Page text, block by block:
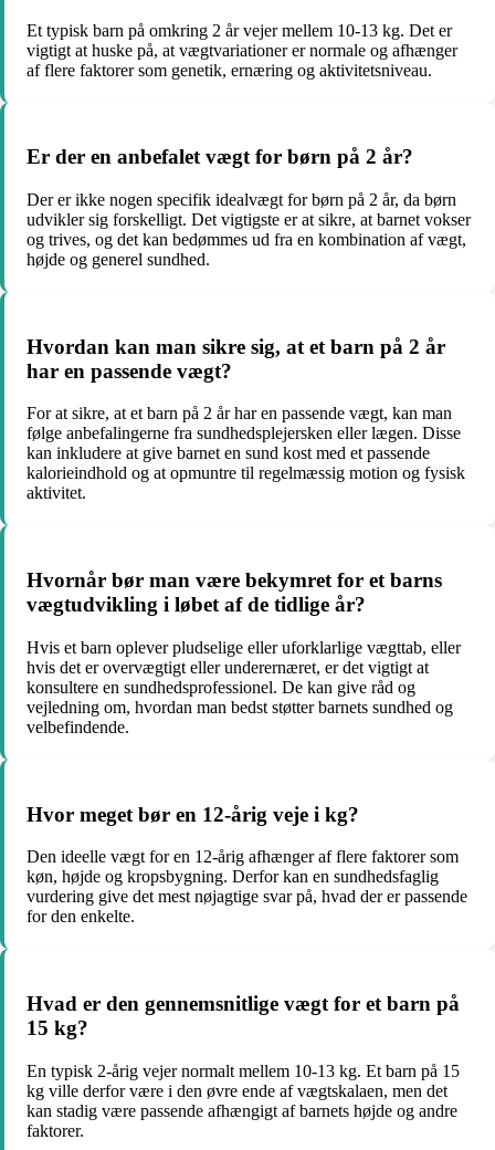
Et typisk barn på omkring 2 år vejer mellem 10-13 kg. Det er
vigtigt at huske på, at vægtvariationer er normale og afhænger
af flere faktorer som genetik, ernæring og aktivitetsniveau.
Er der en anbefalet vægt for børn på 2 år?
Der er ikke nogen specifik idealvægt for børn på 2 år, da børn
udvikler sig forskelligt. Det vigtigste er at sikre, at barnet vokser
og trives, og det kan bedømmes ud fra en kombination af vægt,
højde og generel sundhed.
Hvordan kan man sikre sig, at et barn på 2 år
har en passende vægt?
For at sikre, at et barn på 2 år har en passende vægt, kan man
følge anbefalingerne fra sundhedsplejersken eller lægen. Disse
kan inkludere at give barnet en sund kost med et passende
kalorieindhold og at opmuntre til regelmæssig motion og fysisk
aktivitet.
Hvornår bør man være bekymret for et barns
vægtudvikling i løbet af de tidlige år?
Hvis et barn oplever pludselige eller uforklarlige vægttab, eller
hvis det er overvægtigt eller underernæret, er det vigtigt at
konsultere en sundhedsprofessionel. De kan give råd og
vejledning om, hvordan man bedst støtter barnets sundhed og
velbefindende.
Hvor meget bør en 12-årig veje i kg?
Den ideelle vægt for en 12-årig afhænger af flere faktorer som
køn, højde og kropsbygning. Derfor kan en sundhedsfaglig
vurdering give det mest nøjagtige svar på, hvad der er passende
for den enkelte.
Hvad er den gennemsnitlige vægt for et barn på
15 kg?
En typisk 2-årig vejer normalt mellem 10-13 kg. Et barn på 15
kg ville derfor være i den øvre ende af vægtskalaen, men det
kan stadig være passende afhængigt af barnets højde og andre
faktorer.